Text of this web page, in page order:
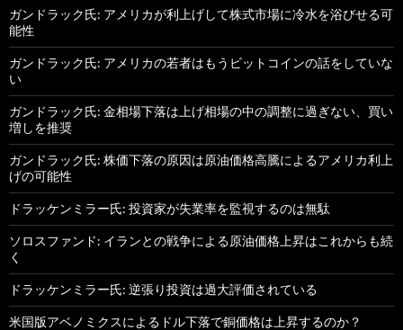
ガンドラック氏: アメリカが利上げして株式市場に冷水を浴びせる可
能性
ガンドラック氏: アメリカの若者はもうビットコインの話をしていな
い
ガンドラック氏: 金相場下落は上げ相場の中の調整に過ぎない、買い
増しを推奨
ガンドラック氏: 株価下落の原因は原油価格高騰によるアメリカ利上
げの可能性
ドラッケンミラー氏: 投資家が失業率を監視するのは無駄
ソロスファンド: イランとの戦争による原油価格上昇はこれからも続
く
ドラッケンミラー氏: 逆張り投資は過大評価されている
米国版アベノミクスによるドル下落で銅価格は上昇するのか？